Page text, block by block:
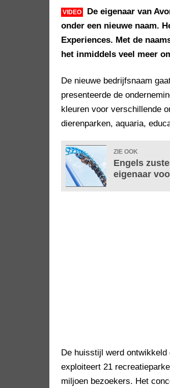
VIDEO
De eigenaar van
onder een nieuwe naam.
Experiences. Met de
het inmiddels veel meer
De nieuwe bedrijfsnaam
presenteerde de
kleuren voor verschillende
dierenparken, aquaria,
ZIE OOK
Engels
eigenaar
De huisstijl werd
exploiteert 21
miljoen bezoekers. Het